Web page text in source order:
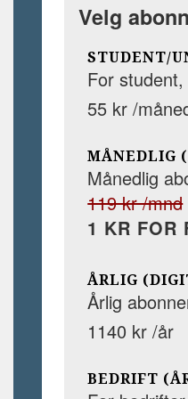
Velg
STUDENT/
For
55 kr /
MÅNEDLIG
Månedlig
119 kr /mnd
ÅRLIG
Årlig
1140 kr /år
BEDRIFT